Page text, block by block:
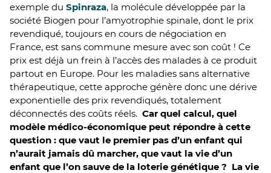
exemple du Spinraza, la molécule développée par la
société Biogen pour l’amyotrophie spinale, dont le prix
revendiqué, toujours en cours de négociation en
France, est sans commune mesure avec son coût ! Ce
prix est déjà un frein à l’accès des malades à ce produit
partout en Europe. Pour les maladies sans alternative
thérapeutique, cette approche génère donc une dérive
exponentielle des prix revendiqués, totalement
déconnectés des coûts réels. Car quel calcul, quel
modèle médico-économique peut répondre à cette
question : que vaut le premier pas d’un enfant qui
n’aurait jamais dû marcher, que vaut la vie d’un
enfant que l’on sauve de la loterie génétique ? La vie